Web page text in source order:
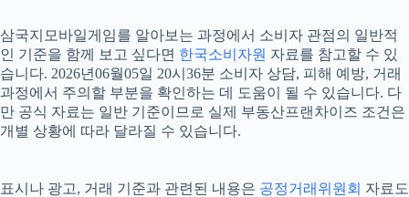
삼국지모바일게임를 알아보는 과정에서 소비자 관점의 일반적
인 기준을 함께 보고 싶다면 한국소비자원 자료를 참고할 수 있
습니다. 2026년06월05일 20시36분 소비자 상담, 피해 예방, 거래
과정에서 주의할 부분을 확인하는 데 도움이 될 수 있습니다. 다
만 공식 자료는 일반 기준이므로 실제 부동산프랜차이즈 조건은
개별 상황에 따라 달라질 수 있습니다.
표시나 광고, 거래 기준과 관련된 내용은 공정거래위원회 자료도